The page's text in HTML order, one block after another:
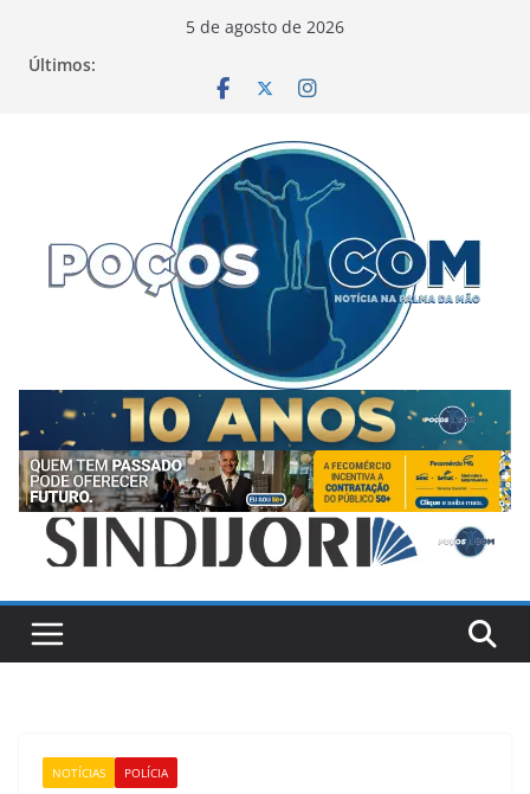
5 de agosto de 2026
Últimos:
NOTÍCIAS POLÍCIA